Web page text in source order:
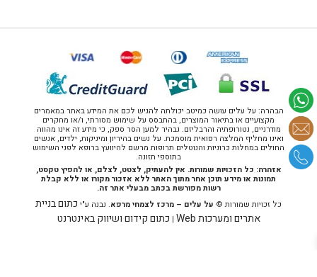
הבהרה: על עלים עושה כמיטב יכולתה להגיש לכם את המידע באתר במאמרים
מקצועיים או בתיאור המוצרים, בהתבסס על שימוש מסורתי, ו/או מחקרים
מודרניים, נטורופתיה והרבליזם. נבהיר למען הסר ספק, כי מידע זה אינו מהווה
ואינו מחליף המלצה רפואית מוסמכת. על נשים בהיריון ומיניקות, ילדים, אנשים
החולים במחלות כרוניות והנוטלים תרופות מרשם להיוועץ ברופא לפני השימוש
בתוספי תזונה.
אזהרה: כל הזכויות שמורות. אין להעתיק, לצטט, לצלם, או להפיץ טקסט,
תמונות או מידע תוכן אחר מתוך האתר ללא אזכור מקורו או ללא קבלת
רשות מפורשת בכתב מבעלי אתר זה.
כל זכויות שמורות © על עלים – מרכז לצמחי מרפא. נבנה ע"יכתום בניית
אתרים ומערכות Web
| כתום קידום ושיווק באינטרנט